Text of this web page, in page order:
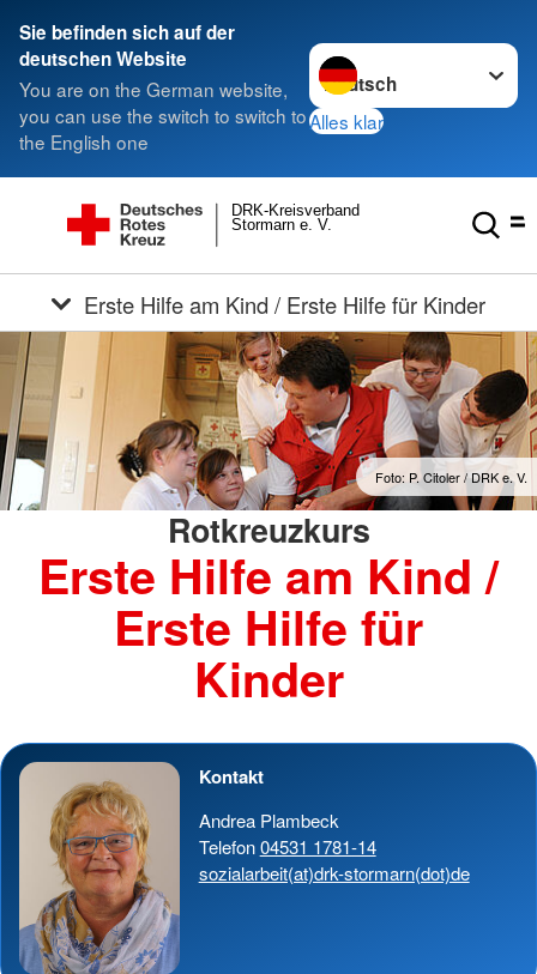
Sie befinden sich auf der
deutschen Website
You are on the German website,
you can use the switch to switch to
the English one
Sprache wechseln zu
Alles klar
Stormarn e. V.
DRK-Kreisverband
Erste Hilfe am Kind / Erste Hilfe für Kinder
Foto: P. Citoler / DRK e. V.
Rotkreuzkurs
Erste Hilfe am Kind /
Erste Hilfe für
Kinder
Kontakt
Andrea Plambeck
Telefon04531 1781-14
sozialarbeit(at)drk-stormarn(dot)de